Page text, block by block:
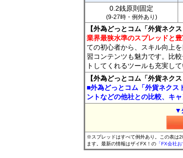
0.2銭原則固定
(9-27時・例外あり)
【外為どっとコム「外貨ネク
業界最狭水準のスプレッドと
ての初心者から、スキル向上
習コンテンツも魅力です。比
トしてくれるツールも充実して
【外為どっとコム「外貨ネク
■外為どっとコム「外貨ネクス
ントなどの他社との比較、キ
▼
※スプレッドはすべて例外あり。この表は
ます。最新の情報はザイFX！の 「FX会社